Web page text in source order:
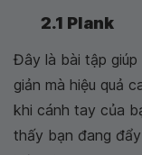
2.1 Plank
Đây là bài tập
giản mà hiệu quả
khi cánh tay của
thấy bạn đang